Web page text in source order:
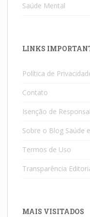
Saúde Mental
LINKS
Política de
Contato
Isenção de
Sobre o Blog Saúde
Termos de Uso
Transparência
MAIS VISITADOS